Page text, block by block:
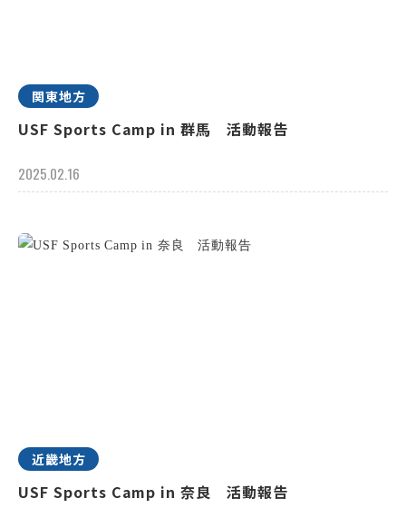
関東地方
USF Sports Camp in 群馬 活動報告
2025.02.16
近畿地方
USF Sports Camp in 奈良 活動報告